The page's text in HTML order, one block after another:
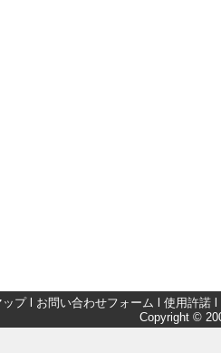
ップl お問い合わせフォーム 使用許諾
Copyright ©